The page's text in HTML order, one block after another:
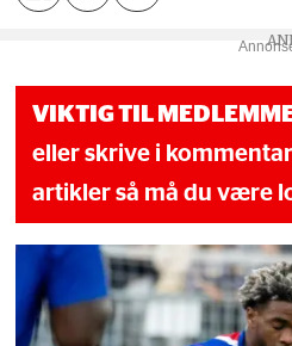
VIKTIG TIL
eller skrive i
artikler så må du være